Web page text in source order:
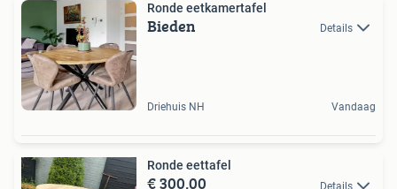
Ronde eetkamertafel
Bieden Details
Driehuis NH Vandaag
Ronde eettafel
€ 300,00 Details